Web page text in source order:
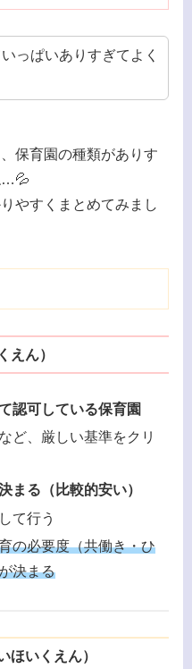
っぱいありすぎてよく
保育園の種類がありす
…💦
やすくまとめてみまし
えん）
認可している保育園
ど、厳しい基準をクリ
まる（比較的安い）
て行う
の必要度（共働き・ひ
決まる
ほいくえん）